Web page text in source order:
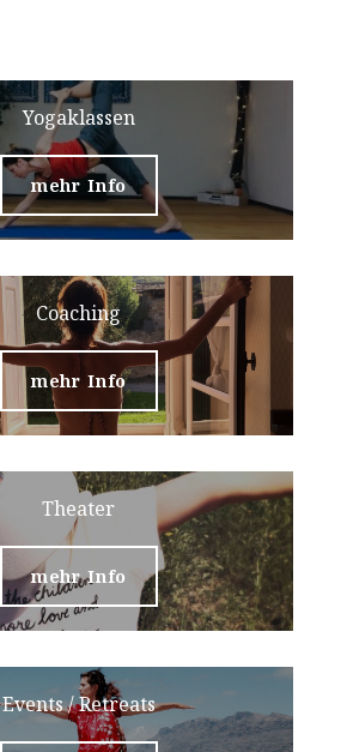
Yogaklassen
mehr Info
Coaching
mehr Info
Theater
mehr Info
Events / Retreats